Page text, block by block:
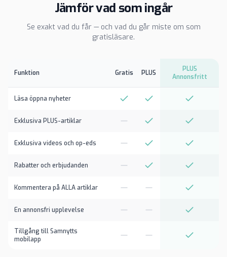
Jämför vad som ingår
Se exakt vad du får — och vad du går miste om som
gratisläsare.
Funktion Gratis PLUS
PLUS
Annonsfritt
Läsa öppna nyheter
Exklusiva PLUS-artiklar
Exklusiva videos och op-eds
Rabatter och erbjudanden
Kommentera på ALLA artiklar
En annonsfri upplevelse
Tillgång till Samnytts
mobilapp